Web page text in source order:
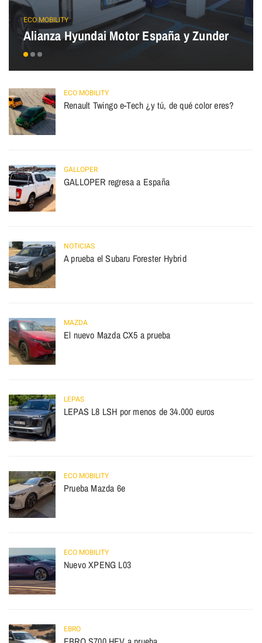
ECO MOBILITY
Alianza Hyundai Motor España y Zunder
ECO MOBILITY
Renault Twingo e-Tech ¿y tú, de qué color eres?
GALLOPER
GALLOPER regresa a España
NOTICIAS
A prueba el Subaru Forester Hybrid
MAZDA
El nuevo Mazda CX5 a prueba
LEPAS
LEPAS L8 LSH por menos de 34.000 euros
ECO MOBILITY
Prueba Mazda 6e
ECO MOBILITY
Nuevo XPENG L03
EBRO